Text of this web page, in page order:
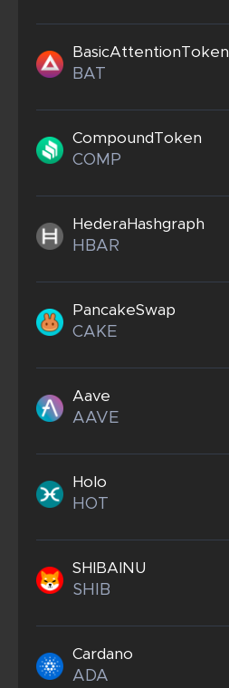
BasicAttentionToken
BAT
CompoundToken
COMP
HederaHashgraph
HBAR
PancakeSwap
CAKE
Aave
AAVE
Holo
HOT
SHIBAINU
SHIB
Cardano
ADA